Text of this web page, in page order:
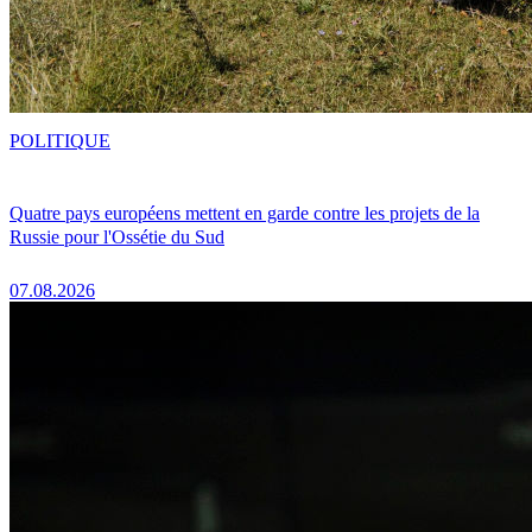
Quatre pays européens mettent en garde contre les projets de la
Russie pour l'Ossétie du Sud
07.08.2026
POLITIQUE